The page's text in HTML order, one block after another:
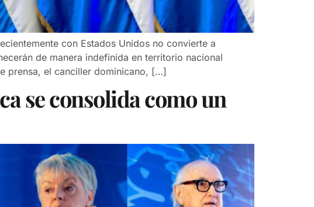
con Estados Unidos no convierte a
de manera indefinida en territorio nacional
prensa, el canciller dominicano, […]
se consolida como un